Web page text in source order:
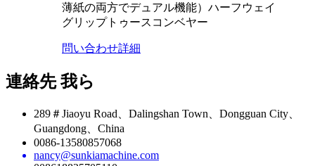
薄紙の両方でデュアル機能）ハーフウェイ
グリップトゥースコンベヤー
問い合わせ詳細
連絡先我ら
289＃Jiaoyu Road、Dalingshan Town、Dongguan City、
Guangdong、China
0086-13580857068
nancy@sunkiamachine.com